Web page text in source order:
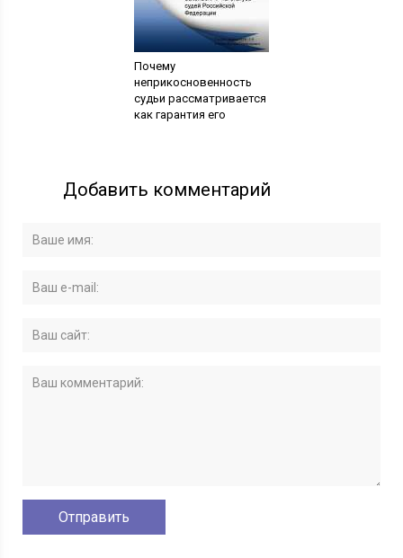
Почему
неприкосновенность
судьи рассматривается
как гарантия его
Добавить комментарий